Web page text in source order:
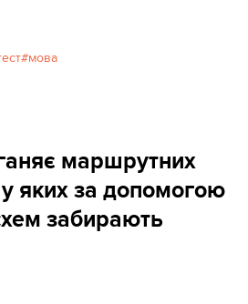
мова
маршрутних
у яких за допомогою
забирають